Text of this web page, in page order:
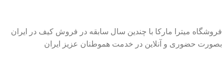
فروشگاه میترا مارکا با چندین سال سابقه در فروش کیف در ایران
بصورت حضوری و آنلاین در خدمت هموطنان عزیز ایران